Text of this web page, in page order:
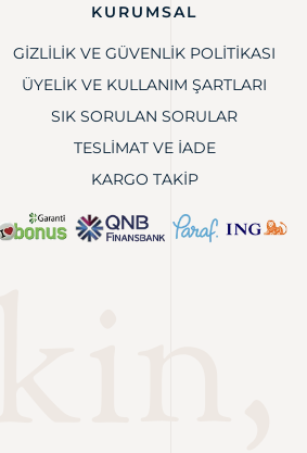
KURUMSAL
GIZLILIK VE GÜVENLIK POLITIKASI
ÜYELIK VE KULLANIM ŞARTLARI
SIK SORULAN SORULAR
TESLIMAT VE İADE
KARGO TAKIP